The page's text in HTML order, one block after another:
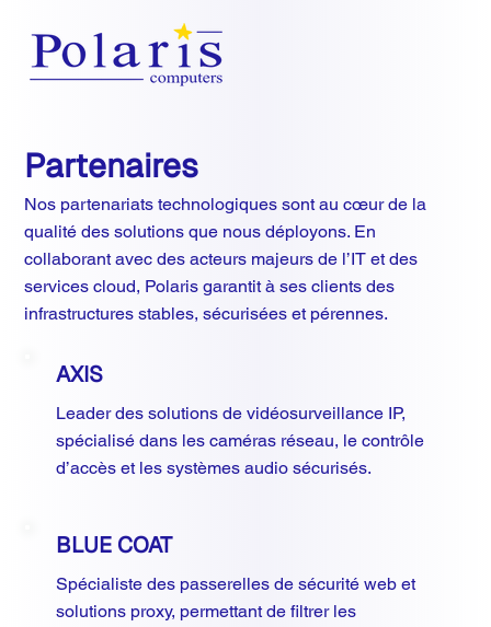
Partenaires
Nos partenariats technologiques sont au cœur de la
qualité des solutions que nous déployons. En
collaborant avec des acteurs majeurs de l’IT et des
services cloud, Polaris garantit à ses clients des
infrastructures stables, sécurisées et pérennes.
AXIS
Leader des solutions de vidéosurveillance IP,
spécialisé dans les caméras réseau, le contrôle
d’accès et les systèmes audio sécurisés.
BLUE COAT
Spécialiste des passerelles de sécurité web et
solutions proxy, permettant de filtrer les